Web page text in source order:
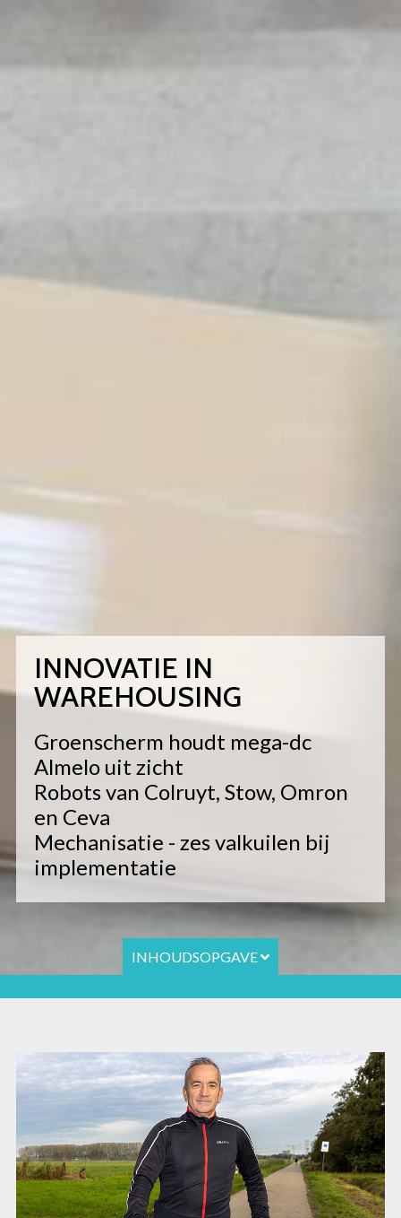
INNOVATIE IN
WAREHOUSING
Groenscherm houdt mega-dc
Almelo uit zicht
Robots van Colruyt, Stow, Omron
en Ceva
Mechanisatie - zes valkuilen bij
implementatie
INHOUDSOPGAVE